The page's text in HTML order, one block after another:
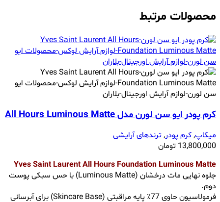
محصولات مرتبط
کرم پودر ایو سن لورن مدل All Hours Luminous Matte
میکاپ,کرم پودر,ترندهای آرایشی
13,800,000 تومان
Yves Saint Laurent All Hours Foundation Luminous Matte
جلوه نهایی مات درخشان (Luminous Matte) با حس سبکی پوست
دوم.
فرمولاسیون حاوی 77٪ پایه مراقبتی (Skincare Base) برای آبرسانی